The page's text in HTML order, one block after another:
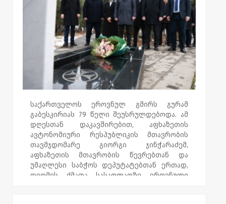
სამხედრო პატივით დიღმის ძმათა
სასაფლაოზე დაკრძალეს. 27 სექტემბერს
გურამ გაბესკირიას საქართველოს
ეროვნული გმირის წოდება მიენიჭა.
საქართველოს ეროვნულ გმირს გურამ
გაბესკირიას 79 წელი შეუსრულდებოდა. ამ
დღესთან დაკავშირებით, აფხაზეთის
ავტონომიური რესპუბლიკის მთავრობის
თავმჯდომარე გიორგი ჯინჭარაძემ,
აფხაზეთის მთავრობის წევრებთან და
უმაღლესი საბჭოს დეპუტატებთან ერთად,
დიღმის ძმათა სასაფლაოზე ეროვნული